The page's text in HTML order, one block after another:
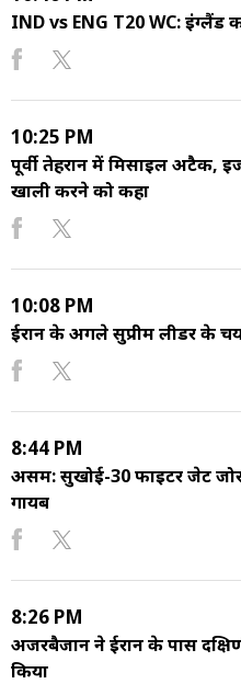
IND vs ENG T20 WC: इंग्लैंड
10:25 PM
पूर्वी तेहरान में मिसाइल अटैक,
खाली करने को कहा
10:08 PM
ईरान के अगले सुप्रीम लीडर के
8:44 PM
असम: सुखोई-30 फाइटर जेट
गायब
8:26 PM
अजरबैजान ने ईरान के पास
किया